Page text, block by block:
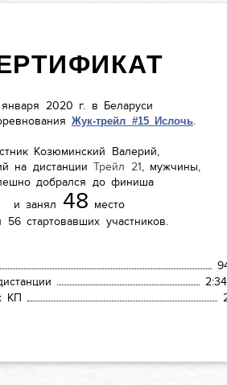
2020 г. в Беларуси
Жук-трейл #15 Ислочь.
Козюминский Валерий,
на дистанцииТрейл 21, мужчины,
добрался до финиша
и занял 48 место
56 стартовавших участников.
КП